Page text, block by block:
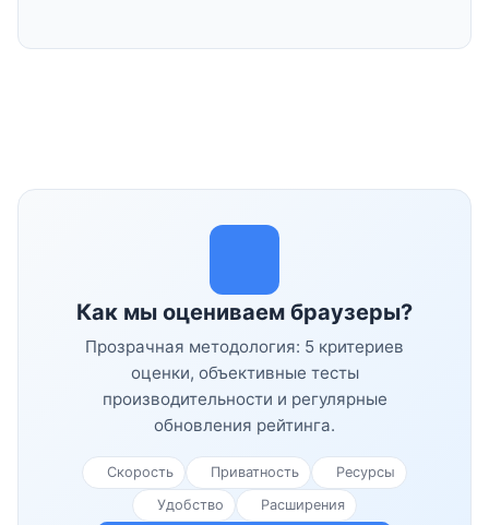
Как мы оцениваем браузеры?
Прозрачная методология: 5 критериев
оценки, объективные тесты
производительности и регулярные
обновления рейтинга.
Скорость Приватность
Ресурсы
Удобство
Расширения